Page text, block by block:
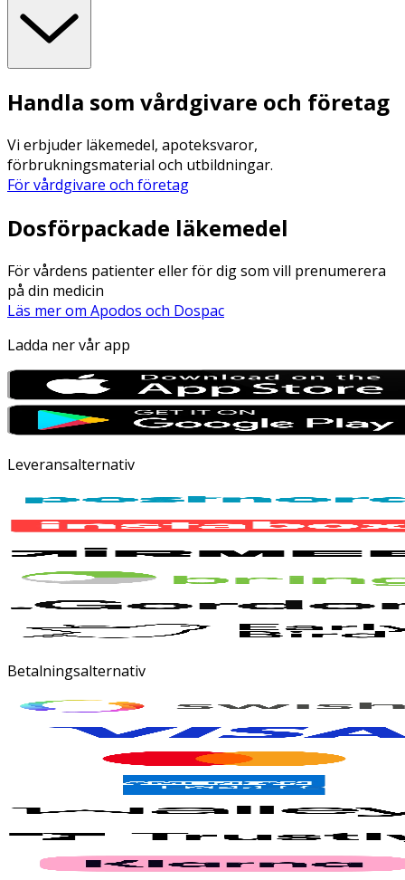
Handla som vårdgivare och företag
Vi erbjuder läkemedel, apoteksvaror,
förbrukningsmaterial och utbildningar.
För vårdgivare och företag
Dosförpackade läkemedel
För vårdens patienter eller för dig som vill prenumerera
på din medicin
Läs mer om Apodos och Dospac
Ladda ner vår app
Leveransalternativ
Betalningsalternativ